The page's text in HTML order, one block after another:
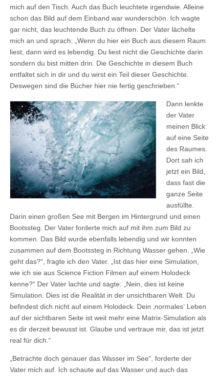
mich auf den Tisch. Auch das Buch leuchtete irgendwie. Alleine
schon das Bild auf dem Einband war wunderschön. Ich wagte
gar nicht, das leuchtende Buch zu öffnen. Der Vater lächelte
mich an und sprach: „Wenn du hier ein Buch aus diesem Raum
liest, dann wird es lebendig. Du liest nicht die Geschichte darin
sondern du bist mitten drin. Die Geschichte in diesem Buch
entfaltet sich in dir und du wirst ein Teil dieser Geschichte.
Deswegen sind die Bücher hier nie fertig geschrieben.“
Dann lenkte
der Vater
meinen Blick
auf eine Seite
des Raumes.
Dort sah ich
jetzt ein Bild,
dass fast die
ganze Seite
ausfüllte.
Darin einen großen See mit Bergen im Hintergrund und einen
Bootssteg. Der Vater forderte mich auf mit ihm zum Bild zu
kommen. Das Bild wurde ebenfalls lebendig und wir konnten
zusammen auf dem Bootssteg in Richtung Wasser gehen. „Wie
geht das?“, fragte ich den Vater. „Ist das hier eine Simulation,
wie ich sie aus Science Fiction Filmen auf einem Holodeck
kenne?“ Der Vater lachte und sagte: „Nein, dies ist keine
Simulation. Dies ist die Realität in der unsichtbaren Welt. Du
befindest dich nicht auf einem Holodeck. Dein ‚normales‘ Leben
auf der sichtbaren Seite ist weit mehr eine Matrix-Simulation als
es dir derzeit bewusst ist. Glaube und vertraue mir, das ist jetzt
real für dich.“
„Betrachte doch genauer das Wasser im See“, forderte der
Vater mich auf. Ich schaute auf das Wasser und auch das